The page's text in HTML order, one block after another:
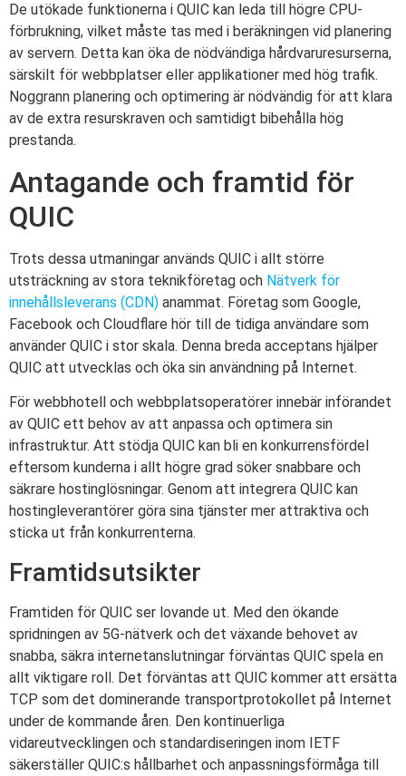
De utökade funktionerna i QUIC kan leda till högre CPU-
förbrukning, vilket måste tas med i beräkningen vid planering
av servern. Detta kan öka de nödvändiga hårdvaruresurserna,
särskilt för webbplatser eller applikationer med hög trafik.
Noggrann planering och optimering är nödvändig för att klara
av de extra resurskraven och samtidigt bibehålla hög
prestanda.
Antagande och framtid för
QUIC
Trots dessa utmaningar används QUIC i allt större
utsträckning av stora teknikföretag och Nätverk för
innehållsleverans (CDN) anammat. Företag som Google,
Facebook och Cloudflare hör till de tidiga användare som
använder QUIC i stor skala. Denna breda acceptans hjälper
QUIC att utvecklas och öka sin användning på Internet.
För webbhotell och webbplatsoperatörer innebär införandet
av QUIC ett behov av att anpassa och optimera sin
infrastruktur. Att stödja QUIC kan bli en konkurrensfördel
eftersom kunderna i allt högre grad söker snabbare och
säkrare hostinglösningar. Genom att integrera QUIC kan
hostingleverantörer göra sina tjänster mer attraktiva och
sticka ut från konkurrenterna.
Framtidsutsikter
Framtiden för QUIC ser lovande ut. Med den ökande
spridningen av 5G-nätverk och det växande behovet av
snabba, säkra internetanslutningar förväntas QUIC spela en
allt viktigare roll. Det förväntas att QUIC kommer att ersätta
TCP som det dominerande transportprotokollet på Internet
under de kommande åren. Den kontinuerliga
vidareutvecklingen och standardiseringen inom IETF
säkerställer QUIC:s hållbarhet och anpassningsförmåga till